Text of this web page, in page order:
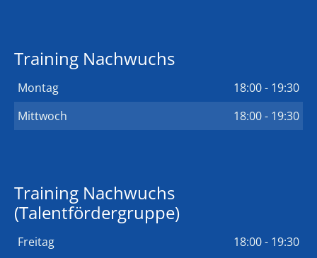
Training Nachwuchs
Montag
18:00 - 19:30
Mittwoch
18:00 - 19:30
Training Nachwuchs
(Talentfördergruppe)
Freitag 18:00 - 19:30